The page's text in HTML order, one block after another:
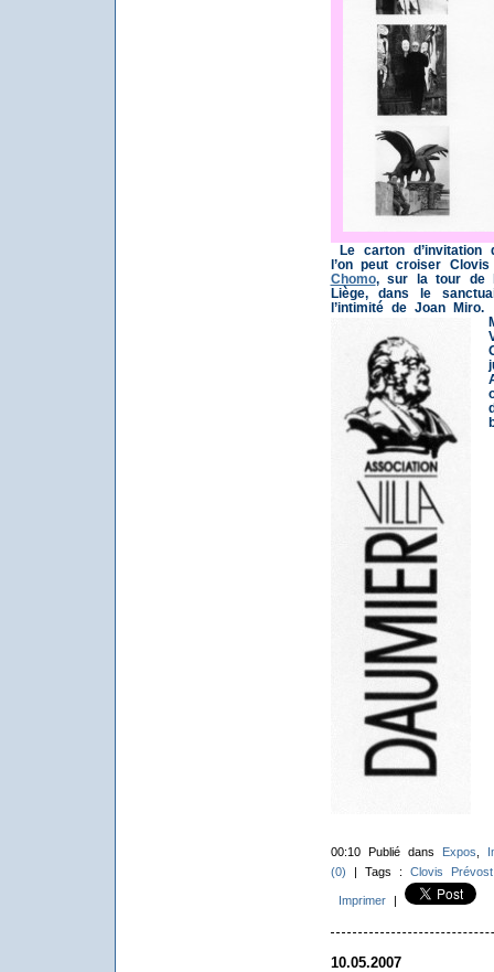
Le carton
l’on peut croiser
Chomo, sur la tour de
Liège, dans le
l’intimité de Joan Miro.
00:10 Publié dans Expos
(0) | Tags : Clovis Prévost
Imprimer|
10.05.2007